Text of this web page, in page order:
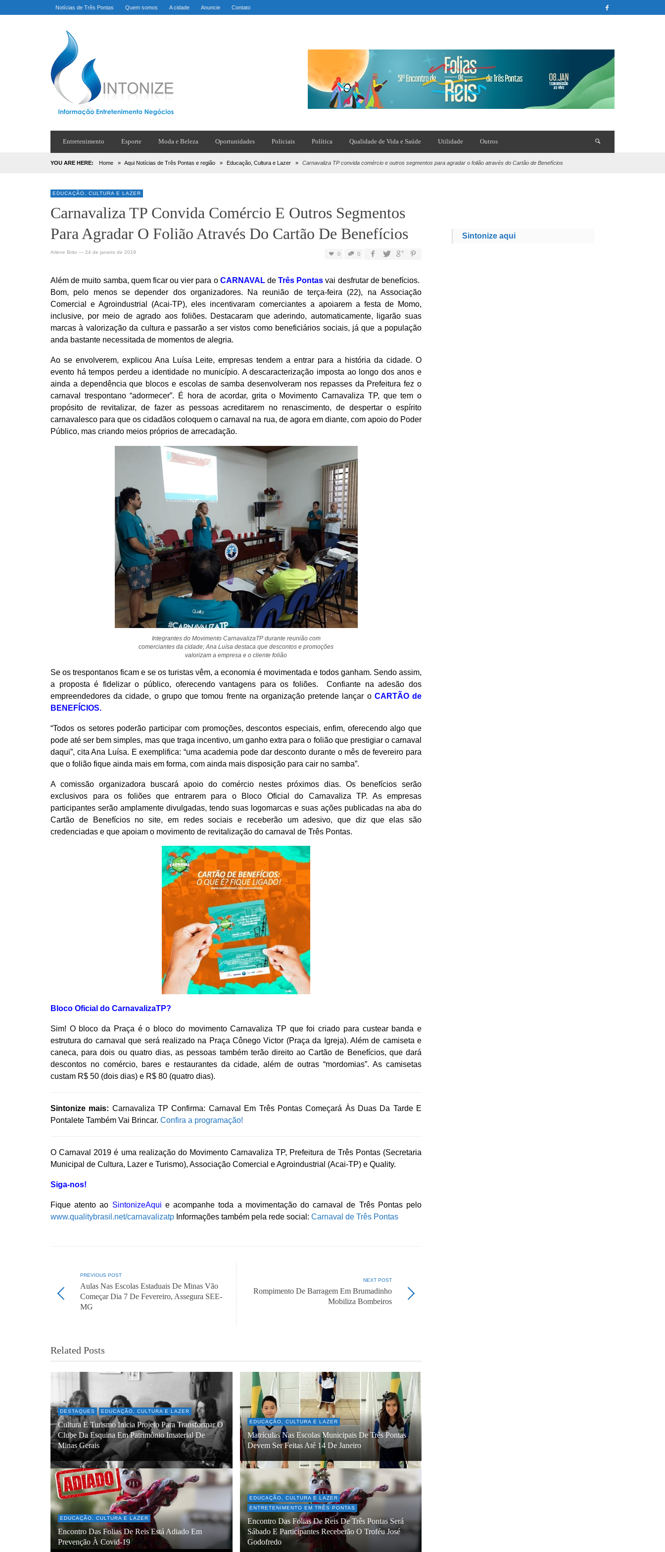
Notícias de Três Pontas Quem somos A cidade Anuncie Contato
Entretenimento Esporte Moda e Beleza Oportunidades Policiais Política Qualidade de Vida e Saúde Utilidade Outros
YOU ARE HERE: Home » Aqui Notícias de Três Pontas e região » Educação, Cultura e Lazer » Carnavaliza TP convida comércio e outros segmentos para agradar o folião através do Cartão de Benefícios
EDUCAÇÃO, CULTURA E LAZER
Carnavaliza TP Convida Comércio E Outros Segmentos
Para Agradar O Folião Através Do Cartão De Benefícios
Arlene Brito — 24 de janeiro de 2019 0 0
Além de muito samba, quem ficar ou vier para o CARNAVALdeTrês Pontas vai desfrutar de benefícios.
Bom, pelo menos se depender dos organizadores. Na reunião de terça-feira (22), na Associação
Comercial e Agroindustrial (Acai-TP), eles incentivaram comerciantes a apoiarem a festa de Momo,
inclusive, por meio de agrado aos foliões. Destacaram que aderindo, automaticamente, ligarão suas
marcas à valorização da cultura e passarão a ser vistos como beneficiários sociais, já que a população
anda bastante necessitada de momentos de alegria.
Ao se envolverem, explicou Ana Luísa Leite, empresas tendem a entrar para a história da cidade. O
evento há tempos perdeu a identidade no município. A descaracterização imposta ao longo dos anos e
ainda a dependência que blocos e escolas de samba desenvolveram nos repasses da Prefeitura fez o
carnaval trespontano “adormecer”. É hora de acordar, grita o Movimento Carnavaliza TP, que tem o
propósito de revitalizar, de fazer as pessoas acreditarem no renascimento, de despertar o espírito
carnavalesco para que os cidadãos coloquem o carnaval na rua, de agora em diante, com apoio do Poder
Público, mas criando meios próprios de arrecadação.
Integrantes do Movimento CarnavalizaTP durante reunião com
comerciantes da cidade; Ana Luísa destaca que descontos e promoções
valorizam a empresa e o cliente folião
Se os trespontanos ficam e se os turistas vêm, a economia é movimentada e todos ganham. Sendo assim,
a proposta é fidelizar o público, oferecendo vantagens para os foliões. Confiante na adesão dos
empreendedores da cidade, o grupo que tomou frente na organização pretende lançar o CARTÃO de
BENEFÍCIOS.
“Todos os setores poderão participar com promoções, descontos especiais, enfim, oferecendo algo que
pode até ser bem simples, mas que traga incentivo, um ganho extra para o folião que prestigiar o carnaval
daqui”, cita Ana Luísa. E exemplifica: “uma academia pode dar desconto durante o mês de fevereiro para
que o folião fique ainda mais em forma, com ainda mais disposição para cair no samba”.
A comissão organizadora buscará apoio do comércio nestes próximos dias. Os benefícios serão
exclusivos para os foliões que entrarem para o Bloco Oficial do Carnavaliza TP. As empresas
participantes serão amplamente divulgadas, tendo suas logomarcas e suas ações publicadas na aba do
Cartão de Benefícios no site, em redes sociais e receberão um adesivo, que diz que elas são
credenciadas e que apoiam o movimento de revitalização do carnaval de Três Pontas.
Bloco Oficial do CarnavalizaTP?
Sim! O bloco da Praça é o bloco do movimento Carnavaliza TP que foi criado para custear banda e
estrutura do carnaval que será realizado na Praça Cônego Victor (Praça da Igreja). Além de camiseta e
caneca, para dois ou quatro dias, as pessoas também terão direito ao Cartão de Benefícios, que dará
descontos no comércio, bares e restaurantes da cidade, além de outras “mordomias”. As camisetas
custam R$ 50 (dois dias) e R$ 80 (quatro dias).
Sintonize mais: Carnavaliza TP Confirma: Carnaval Em Três Pontas Começará Às Duas Da Tarde E
Pontalete Também Vai Brincar. Confira a programação!
O Carnaval 2019 é uma realização do Movimento Carnavaliza TP, Prefeitura de Três Pontas (Secretaria
Municipal de Cultura, Lazer e Turismo), Associação Comercial e Agroindustrial (Acai-TP) e Quality.
Siga-nos!
Fique atento ao SintonizeAqui e acompanhe toda a movimentação do carnaval de Três Pontas pelo
www.qualitybrasil.net/carnavalizatp Informações também pela rede social: Carnaval de Três Pontas
PREVIOUS POST
Aulas Nas Escolas Estaduais De Minas Vão
Começar Dia 7 De Fevereiro, Assegura SEE-
MG
NEXT POST
Rompimento De Barragem Em Brumadinho
Mobiliza Bombeiros
Related Posts
DESTAQUES EDUCAÇÃO, CULTURA E LAZER
Cultura E Turismo Inicia Projeto Para Transformar O
Clube Da Esquina Em Patrimônio Imaterial De
Minas Gerais
EDUCAÇÃO, CULTURA E LAZER
Matrículas Nas Escolas Municipais De Três Pontas
Devem Ser Feitas Até 14 De Janeiro
EDUCAÇÃO, CULTURA E LAZER
Encontro Das Folias De Reis Está Adiado Em
Prevenção À Covid-19
EDUCAÇÃO, CULTURA E LAZER
ENTRETENIMENTO EM TRÊS PONTAS
Encontro Das Folias De Reis De Três Pontas Será
Sábado E Participantes Receberão O Troféu José
Godofredo
Sintonize aqui